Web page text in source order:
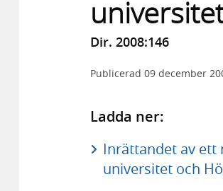
Dir. 2008:146
Publicerad 09 december
Ladda ner:
Inrättandet av ett
universitet och